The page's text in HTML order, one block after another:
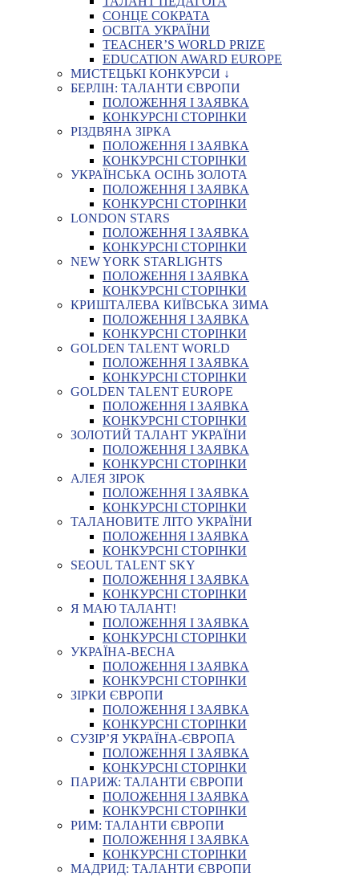
СОНЦЕ СОКРАТА
ОСВІТА УКРАЇНИ
TEACHER’S WORLD PRIZE
EDUCATION AWARD EUROPE
МИСТЕЦЬКІ КОНКУРСИ ↓
БЕРЛІН: ТАЛАНТИ ЄВРОПИ
ПОЛОЖЕННЯ І ЗАЯВКА
КОНКУРСНІ СТОРІНКИ
РІЗДВЯНА ЗІРКА
ПОЛОЖЕННЯ І ЗАЯВКА
КОНКУРСНІ СТОРІНКИ
УКРАЇНСЬКА ОСІНЬ ЗОЛОТА
ПОЛОЖЕННЯ І ЗАЯВКА
КОНКУРСНІ СТОРІНКИ
LONDON STARS
ПОЛОЖЕННЯ І ЗАЯВКА
КОНКУРСНІ СТОРІНКИ
NEW YORK STARLIGHTS
ПОЛОЖЕННЯ І ЗАЯВКА
КОНКУРСНІ СТОРІНКИ
КРИШТАЛЕВА КИЇВСЬКА ЗИМА
ПОЛОЖЕННЯ І ЗАЯВКА
КОНКУРСНІ СТОРІНКИ
GOLDEN TALENT WORLD
ПОЛОЖЕННЯ І ЗАЯВКА
КОНКУРСНІ СТОРІНКИ
GOLDEN TALENT EUROPE
ПОЛОЖЕННЯ І ЗАЯВКА
КОНКУРСНІ СТОРІНКИ
ЗОЛОТИЙ ТАЛАНТ УКРАЇНИ
ПОЛОЖЕННЯ І ЗАЯВКА
КОНКУРСНІ СТОРІНКИ
АЛЕЯ ЗІРОК
ПОЛОЖЕННЯ І ЗАЯВКА
КОНКУРСНІ СТОРІНКИ
ТАЛАНОВИТЕ ЛІТО УКРАЇНИ
ПОЛОЖЕННЯ І ЗАЯВКА
КОНКУРСНІ СТОРІНКИ
SEOUL TALENT SKY
ПОЛОЖЕННЯ І ЗАЯВКА
КОНКУРСНІ СТОРІНКИ
Я МАЮ ТАЛАНТ!
ПОЛОЖЕННЯ І ЗАЯВКА
КОНКУРСНІ СТОРІНКИ
УКРАЇНА-ВЕСНА
ПОЛОЖЕННЯ І ЗАЯВКА
КОНКУРСНІ СТОРІНКИ
ЗІРКИ ЄВРОПИ
ПОЛОЖЕННЯ І ЗАЯВКА
КОНКУРСНІ СТОРІНКИ
СУЗІР’Я УКРАЇНА-ЄВРОПА
ПОЛОЖЕННЯ І ЗАЯВКА
КОНКУРСНІ СТОРІНКИ
ПАРИЖ: ТАЛАНТИ ЄВРОПИ
ПОЛОЖЕННЯ І ЗАЯВКА
КОНКУРСНІ СТОРІНКИ
РИМ: ТАЛАНТИ ЄВРОПИ
ПОЛОЖЕННЯ І ЗАЯВКА
КОНКУРСНІ СТОРІНКИ
МАДРИД: ТАЛАНТИ ЄВРОПИ